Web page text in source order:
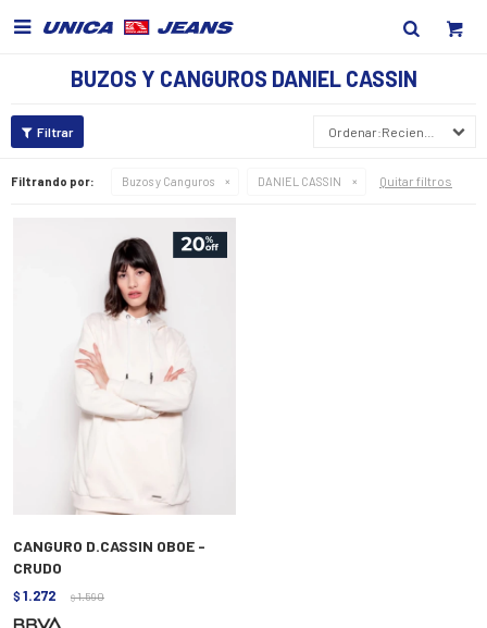

BUZOS Y CANGUROS DANIEL CASSIN
Recientes
Filtrando por: Buzos y Canguros DANIEL CASSIN Quitar filtros
CANGURO D.CASSIN OBOE -
CRUDO
$ 1.272 $ 1.590